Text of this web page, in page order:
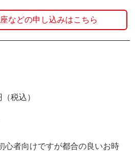
などの申し込みはこちら
税込）
心者向けですが都合の良いお時